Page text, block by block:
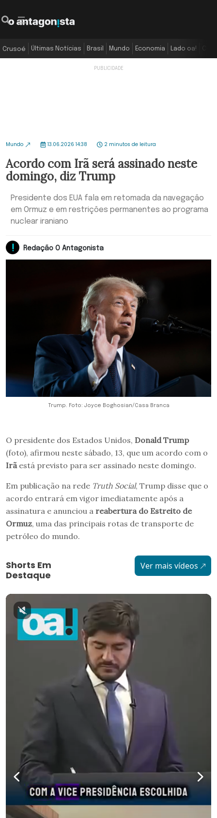
Crusoé Últimas Notícias Brasil Mundo Economia Lado oa!
Mundo 13.06.2026 14:38 2 minutos de leitura
Acordo com Irã será assinado neste
domingo, diz Trump
Presidente dos EUA fala em retomada da navegação
em Ormuz e em restrições permanentes ao programa
nuclear iraniano
Redação O Antagonista
Trump. Foto: Joyce Boghosian/Casa Branca
O presidente dos Estados Unidos, Donald Trump
(foto), afirmou neste sábado, 13, que um acordo com o
Irã está previsto para ser assinado neste domingo.
Em publicação na rede Truth Social, Trump disse que o
acordo entrará em vigor imediatamente após a
assinatura e anunciou a reabertura do Estreito de
Ormuz, uma das principais rotas de transporte de
petróleo do mundo.
Shorts Em
Destaque
Ver mais vídeos